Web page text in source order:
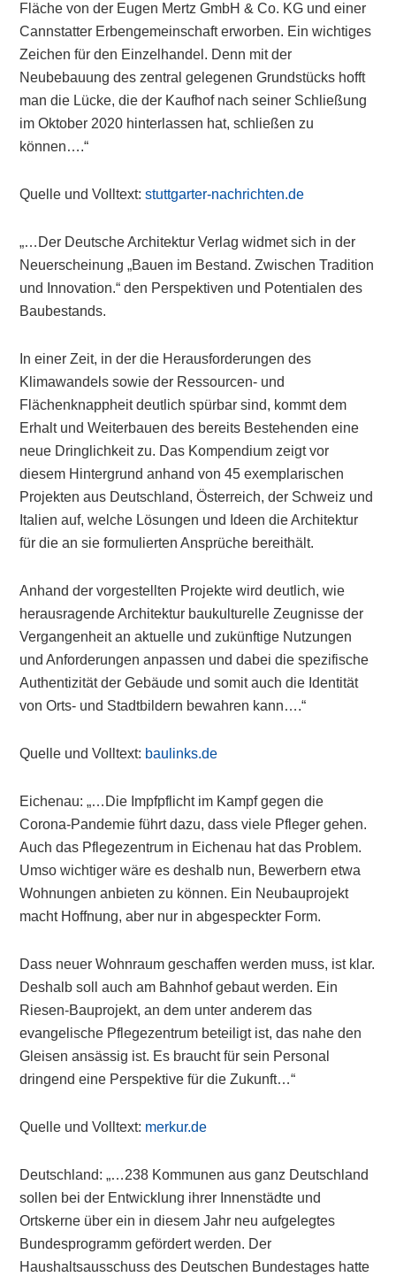
Fläche von der Eugen Mertz GmbH & Co. KG und einer
Cannstatter Erbengemeinschaft erworben. Ein wichtiges
Zeichen für den Einzelhandel. Denn mit der
Neubebauung des zentral gelegenen Grundstücks hofft
man die Lücke, die der Kaufhof nach seiner Schließung
im Oktober 2020 hinterlassen hat, schließen zu
können….“
Quelle und Volltext:stuttgarter-nachrichten.de
„…Der Deutsche Architektur Verlag widmet sich in der
Neuerscheinung „Bauen im Bestand. Zwischen Tradition
und Innovation.“ den Perspektiven und Potentialen des
Baubestands.
In einer Zeit, in der die Herausforderungen des
Klimawandels sowie der Ressourcen- und
Flächenknappheit deutlich spürbar sind, kommt dem
Erhalt und Weiterbauen des bereits Bestehenden eine
neue Dringlichkeit zu. Das Kompendium zeigt vor
diesem Hintergrund anhand von 45 exemplarischen
Projekten aus Deutschland, Österreich, der Schweiz und
Italien auf, welche Lösungen und Ideen die Architektur
für die an sie formulierten Ansprüche bereithält.
Anhand der vorgestellten Projekte wird deutlich, wie
herausragende Architektur baukulturelle Zeugnisse der
Vergangenheit an aktuelle und zukünftige Nutzungen
und Anforderungen anpassen und dabei die spezifische
Authentizität der Gebäude und somit auch die Identität
von Orts- und Stadtbildern bewahren kann….“
Quelle und Volltext: baulinks.de
Eichenau: „…Die Impfpflicht im Kampf gegen die
Corona-Pandemie führt dazu, dass viele Pfleger gehen.
Auch das Pflegezentrum in Eichenau hat das Problem.
Umso wichtiger wäre es deshalb nun, Bewerbern etwa
Wohnungen anbieten zu können. Ein Neubauprojekt
macht Hoffnung, aber nur in abgespeckter Form.
Dass neuer Wohnraum geschaffen werden muss, ist klar.
Deshalb soll auch am Bahnhof gebaut werden. Ein
Riesen-Bauprojekt, an dem unter anderem das
evangelische Pflegezentrum beteiligt ist, das nahe den
Gleisen ansässig ist. Es braucht für sein Personal
dringend eine Perspektive für die Zukunft…“
Quelle und Volltext: merkur.de
Deutschland: „…238 Kommunen aus ganz Deutschland
sollen bei der Entwicklung ihrer Innenstädte und
Ortskerne über ein in diesem Jahr neu aufgelegtes
Bundesprogramm gefördert werden. Der
Haushaltsausschuss des Deutschen Bundestages hatte